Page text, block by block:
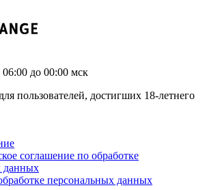
до 00:00 мск
пользователей, достигших 18-летнего
соглашение по обработке
данных
персональных данных